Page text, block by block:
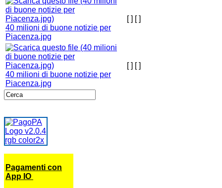
40 milioni di buone notizie per
Piacenza.jpg
[ ] [ ]
40 milioni di buone notizie per
Piacenza.jpg
[ ] [ ]
Pagamenti con
App IO